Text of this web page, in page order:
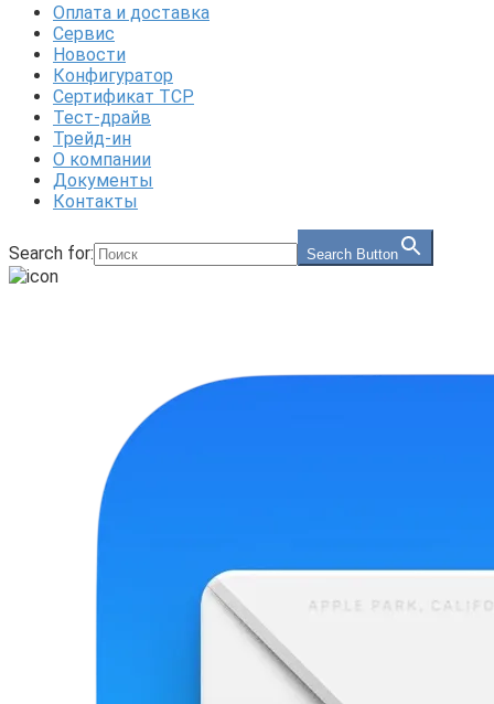
Оплата и доставка
Сервис
Новости
Конфигуратор
Сертификат ТСР
Тест-драйв
Трейд-ин
О компании
Документы
Контакты
Search for: Search Button